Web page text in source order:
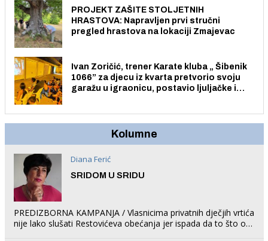
PROJEKT ZAŠITE STOLJETNIH
HRASTOVA: Napravljen prvi stručni
pregled hrastova na lokaciji Zmajevac
Ivan Zoričić, trener Karate kluba „ Šibenik
1066” za djecu iz kvarta pretvorio svoju
garažu u igraonicu, postavio ljuljačke i
Kolumne
Diana Ferić
SRIDOM U SRIDU
PREDIZBORNA KAMPANJA / Vlasnicima privatnih dječjih vrtića
nije lako slušati Restovićeva obećanja jer ispada da to što oni